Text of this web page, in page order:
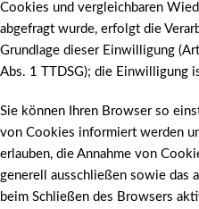
Cookies und vergleichbaren
abgefragt wurde, erfolgt die
Grundlage dieser Einwilligung
Abs. 1 TTDSG); die Einwilligung
Sie können Ihren Browser so
von Cookies informiert werden
erlauben, die Annahme von
generell ausschließen sowie das
beim Schließen des Browsers